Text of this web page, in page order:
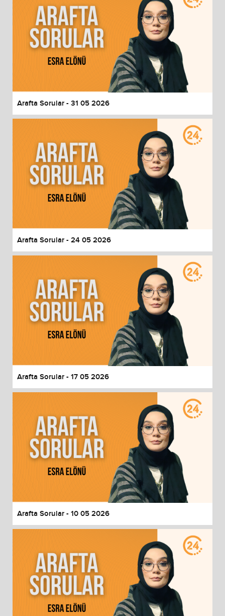
Arafta Sorular - 31 05 2026
Arafta Sorular - 24 05 2026
Arafta Sorular - 17 05 2026
Arafta Sorular - 10 05 2026